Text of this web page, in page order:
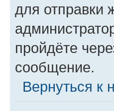
для отправки
пройдёте
сообщение.
Вернуться к